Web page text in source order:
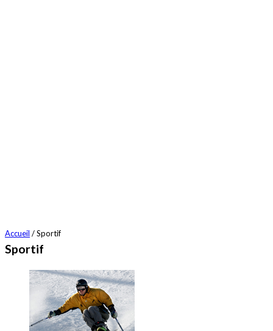
Accueil / Sportif
Sportif